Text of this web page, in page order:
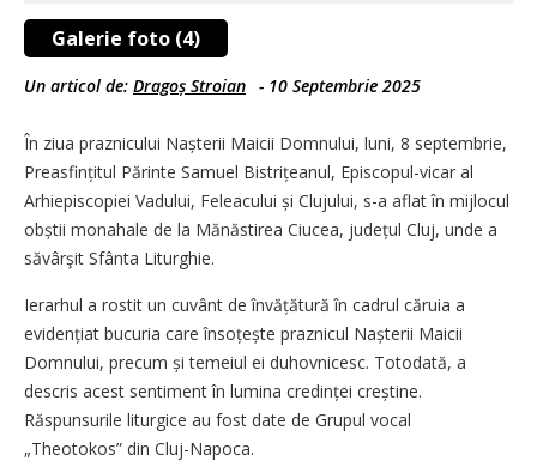
Galerie foto (4)
Un articol de: Dragoș Stroian - 10 Septembrie 2025
În ziua praznicului Nașterii Maicii Domnului, luni, 8 septembrie,
Preasfințitul Părinte Samuel Bistrițeanul, Episcopul-vicar al
Arhiepiscopiei Vadului, Feleacului și Clujului, s-a aflat în mijlocul
obștii monahale de la Mănăstirea Ciucea, județul Cluj, unde a
săvârşit Sfânta Liturghie.
Ierarhul a rostit un cuvânt de învățătură în cadrul căruia a
evidențiat bucuria care însoțește praznicul Nașterii Maicii
Domnului, precum și temeiul ei duhovnicesc. Totodată, a
descris acest sentiment în lumina credinței creștine.
Răspunsurile liturgice au fost date de Grupul vocal
„Theotokos” din Cluj-Napoca.